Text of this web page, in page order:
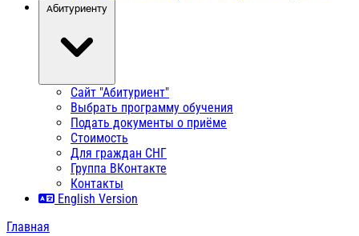
Абитуриенту
Сайт "Абитуриент"
Выбрать программу обучения
Подать документы о приёме
Стоимость
Для граждан СНГ
Группа ВКонтакте
Контакты
English Version
Главная